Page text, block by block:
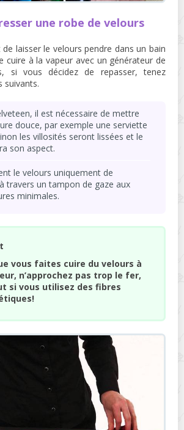
une robe de velours
laisser le velours pendre dans un bain
cuire à la vapeur avec un générateur de
si vous décidez de repasser, tenez
suivants.
il est nécessaire de mettre
douce, par exemple une serviette
les villosités seront lissées et le
son aspect.
le velours uniquement de
travers un tampon de gaze aux
minimales.
vous faites cuire du velours à
n’approchez pas trop le fer,
si vous utilisez des fibres